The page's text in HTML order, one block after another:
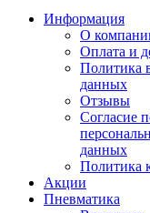
Информация
О
Оплата и
Политика
данных
Отзывы
Согласие
данных
Политика
Акции
Пневматика